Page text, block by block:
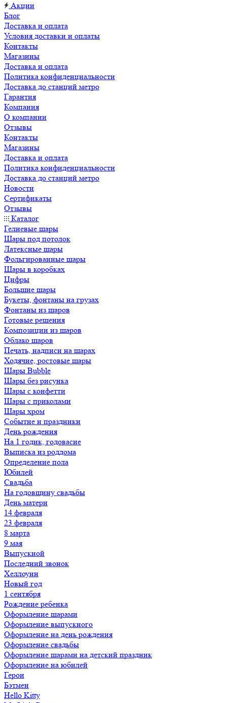
Акции
Блог
Доставка и оплата
Условия доставки и оплаты
Контакты
Магазины
Доставка и оплата
Политика конфиденциальности
Доставка до станций метро
Гарантия
Компания
О компании
Отзывы
Контакты
Магазины
Доставка и оплата
Политика конфиденциальности
Доставка до станций метро
Новости
Сертификаты
Отзывы
Каталог
Гелиевые шары
Шары под потолок
Латексные шары
Фольгированные шары
Шары в коробках
Цифры
Большие шары
Букеты, фонтаны на грузах
Фонтаны из шаров
Готовые решения
Композиции из шаров
Облако шаров
Печать, надписи на шарах
Ходячие, ростовые шары
Шары Bubble
Шары без рисунка
Шары с конфетти
Шары с приколами
Шары хром
Событие и праздники
День рождения
На 1 годик, годовасие
Выписка из роддома
Определение пола
Юбилей
Свадьба
На годовщину свадьбы
День матери
14 февраля
23 февраля
8 марта
9 мая
Выпускной
Последний звонок
Хеллоуин
Новый год
1 сентября
Рождение ребенка
Оформление шарами
Оформление выпускного
Оформление на день рождения
Оформление свадьбы
Оформление шарами на детский праздник
Оформление на юбилей
Герои
Бэтмен
Hello Kitty